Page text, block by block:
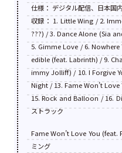
仕様： デジタル配信、日本国
収録： 1. Little Wing / 2.
???) / 3. Dance Alone (Sia
5. Gimme Love / 6.
edible (feat. Labrinth) / 9.
immy Jolliff) / 10. I Forgive
Night / 13. Fame Won’t
15. Rock and Balloon / 16.
ストラック
Fame Won’t Love You (feat.
ミング